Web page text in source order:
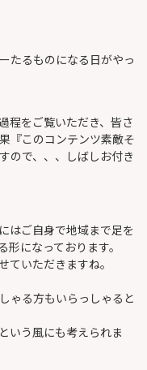
たるものになる日がやっ
程をご覧いただき、皆さ
『このコンテンツ素敵そ
ので、、、しばしお付き
はご自身で地域まで足を
になっております。
ていただきますね。
ゃる方もいらっしゃると
いう風にも考えられま